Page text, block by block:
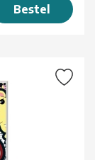
Bestel